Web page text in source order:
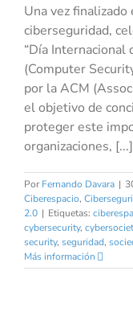
Una vez
ciberseguridad,
“Día Internacional
(Computer
por la ACM
el objetivo de
proteger este
organizaciones, [...]
Por Fernando Davara |
Ciberespacio,
2.0 | Etiquetas:
cybersecurity,
security, seguridad,
Más información